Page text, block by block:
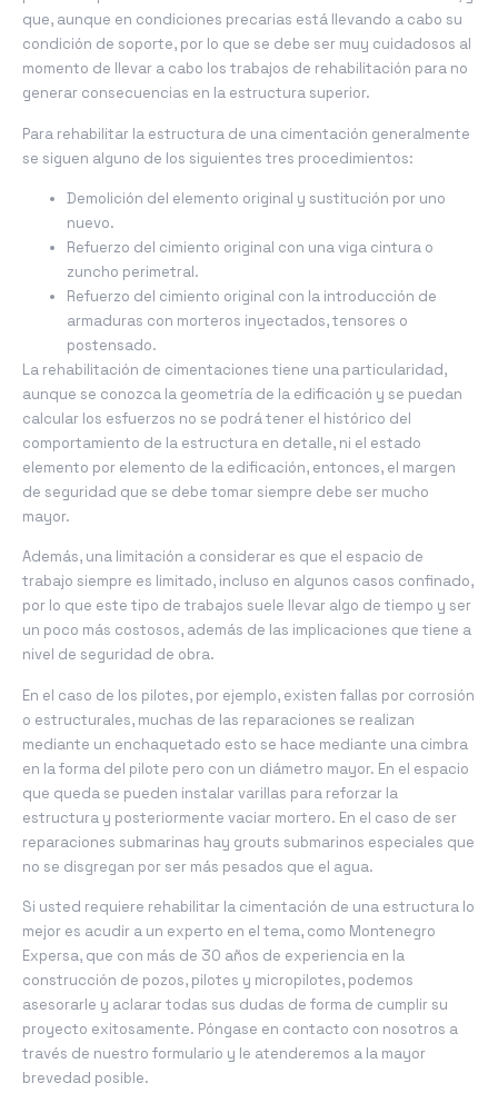
que, aunque en condiciones precarias está llevando a cabo su
condición de soporte, por lo que se debe ser muy cuidadosos al
momento de llevar a cabo los trabajos de rehabilitación para no
generar consecuencias en la estructura superior.
Para rehabilitar la estructura de una cimentación generalmente
se siguen alguno de los siguientes tres procedimientos:
Demolición del elemento original y sustitución por uno
nuevo.
Refuerzo del cimiento original con una viga cintura o
zuncho perimetral.
Refuerzo del cimiento original con la introducción de
armaduras con morteros inyectados, tensores o
postensado.
La rehabilitación de cimentaciones tiene una particularidad,
aunque se conozca la geometría de la edificación y se puedan
calcular los esfuerzos no se podrá tener el histórico del
comportamiento de la estructura en detalle, ni el estado
elemento por elemento de la edificación, entonces, el margen
de seguridad que se debe tomar siempre debe ser mucho
mayor.
Además, una limitación a considerar es que el espacio de
trabajo siempre es limitado, incluso en algunos casos confinado,
por lo que este tipo de trabajos suele llevar algo de tiempo y ser
un poco más costosos, además de las implicaciones que tiene a
nivel de seguridad de obra.
En el caso de los pilotes, por ejemplo, existen fallas por corrosión
o estructurales, muchas de las reparaciones se realizan
mediante un enchaquetado esto se hace mediante una cimbra
en la forma del pilote pero con un diámetro mayor. En el espacio
que queda se pueden instalar varillas para reforzar la
estructura y posteriormente vaciar mortero. En el caso de ser
reparaciones submarinas hay grouts submarinos especiales que
no se disgregan por ser más pesados que el agua.
Si usted requiere rehabilitar la cimentación de una estructura lo
mejor es acudir a un experto en el tema, como Montenegro
Expersa, que con más de 30 años de experiencia en la
construcción de pozos, pilotes y micropilotes, podemos
asesorarle y aclarar todas sus dudas de forma de cumplir su
proyecto exitosamente. Póngase en contacto con nosotros a
través de nuestro formulario y le atenderemos a la mayor
brevedad posible.